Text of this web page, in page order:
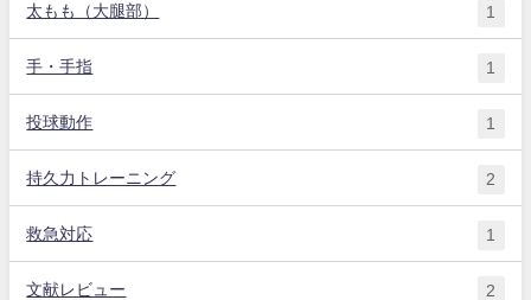
太もも（大腿部） 1
手・手指 1
投球動作 1
持久力トレーニング 2
救急対応 1
文献レビュー 2